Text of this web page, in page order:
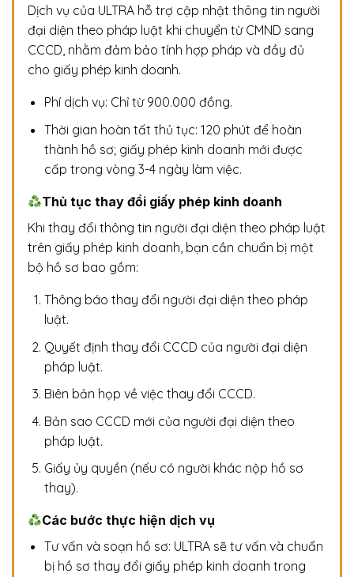
Dịch vụ của ULTRA hỗ trợ cập nhật thông tin người
đại diện theo pháp luật khi chuyển từ CMND sang
CCCD, nhằm đảm bảo tính hợp pháp và đầy đủ
cho giấy phép kinh doanh.
Phí dịch vụ: Chỉ từ 900.000 đồng.
Thời gian hoàn tất thủ tục: 120 phút để hoàn
thành hồ sơ; giấy phép kinh doanh mới được
cấp trong vòng 3-4 ngày làm việc.
Thủ tục thay đổi giấy phép kinh doanh
Khi thay đổi thông tin người đại diện theo pháp luật
trên giấy phép kinh doanh, bạn cần chuẩn bị một
bộ hồ sơ bao gồm:
Thông báo thay đổi người đại diện theo pháp
luật.
Quyết định thay đổi CCCD của người đại diện
pháp luật.
Biên bản họp về việc thay đổi CCCD.
Bản sao CCCD mới của người đại diện theo
pháp luật.
Giấy ủy quyền (nếu có người khác nộp hồ sơ
thay).
Các bước thực hiện dịch vụ
Tư vấn và soạn hồ sơ: ULTRA sẽ tư vấn và chuẩn
bị hồ sơ thay đổi giấy phép kinh doanh trong